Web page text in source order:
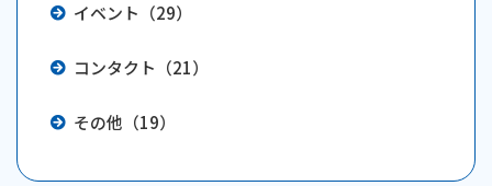
イベント（29）
コンタクト（21）
その他（19）